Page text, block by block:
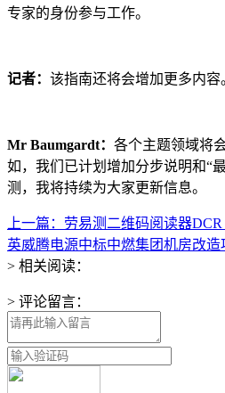
专家的身份参与工作。
记者： 该指南还将会增加更多内容
Mr Baumgardt： 各个主题领域将
如，我们已计划增加分步说明和“
测，我将持续为大家更新信息。
上一篇：劳易测二维码阅读器
英威腾电源中标中燃集团机房改造
> 相关阅读：
> 评论留言：